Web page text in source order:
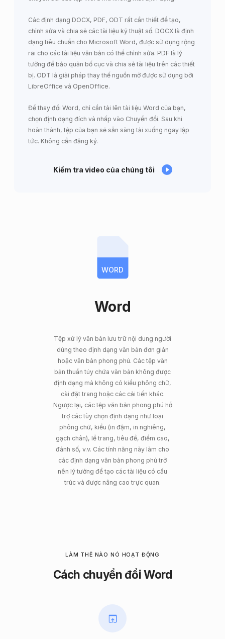
Các định dạng DOCX, PDF, ODT rất cần thiết để tạo,
chỉnh sửa và chia sẻ các tài liệu kỹ thuật số. DOCX là định
dạng tiêu chuẩn cho Microsoft Word, được sử dụng rộng
rãi cho các tài liệu văn bản có thể chỉnh sửa. PDF là lý
tưởng để bảo quản bố cục và chia sẻ tài liệu trên các thiết
bị. ODT là giải pháp thay thế nguồn mở được sử dụng bởi
LibreOffice và OpenOffice.
Để thay đổi Word, chỉ cần tải lên tài liệu Word của bạn,
chọn định dạng đích và nhấp vào Chuyển đổi. Sau khi
hoàn thành, tệp của bạn sẽ sẵn sàng tải xuống ngay lập
tức. Không cần đăng ký.
Kiểm tra video của chúng tôi
WORD
Word
Tệp xử lý văn bản lưu trữ nội dung người
dùng theo định dạng văn bản đơn giản
hoặc văn bản phong phú. Các tệp văn
bản thuần túy chứa văn bản không được
định dạng mà không có kiểu phông chữ,
cài đặt trang hoặc các cải tiến khác.
Ngược lại, các tệp văn bản phong phú hỗ
trợ các tùy chọn định dạng như loại
phông chữ, kiểu (in đậm, in nghiêng,
gạch chân), lề trang, tiêu đề, điểm cao,
đánh số, v.v. Các tính năng này làm cho
các định dạng văn bản phong phú trở
nên lý tưởng để tạo các tài liệu có cấu
trúc và được nâng cao trực quan.
LÀM THẾ NÀO NÓ HOẠT ĐỘNG
Cách chuyển đổi Word